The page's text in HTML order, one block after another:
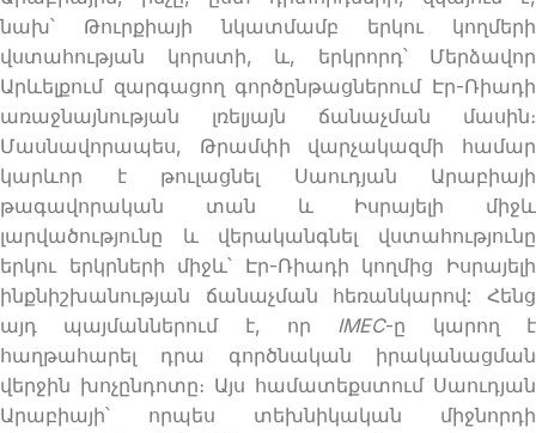
նախ՝ Թուրքիայի նկատմամբ երկու կողմերի
վստահության կորստի, և, երկրորդ՝ Մերձավոր
Արևելքում զարգացող գործընթացներում Էր-Ռիադի
առաջնայնության լռելյայն ճանաչման մասին։
Մասնավորապես, Թրամփի վարչակազմի համար
կարևոր է թուլացնել Սաուդյան Արաբիայի
թագավորական տան և Իսրայելի միջև
լարվածությունը և վերականգնել վստահությունը
երկու երկրների միջև՝ Էր-Ռիադի կողմից Իսրայելի
ինքնիշխանության ճանաչման հեռանկարով: Հենց
այդ պայմաններում է, որ IMEC-ը կարող է
հաղթահարել դրա գործնական իրականացման
վերջին խոչընդոտը։ Այս համատեքստում Սաուդյան
Արաբիայի՝ որպես տեխնիկական միջնորդի